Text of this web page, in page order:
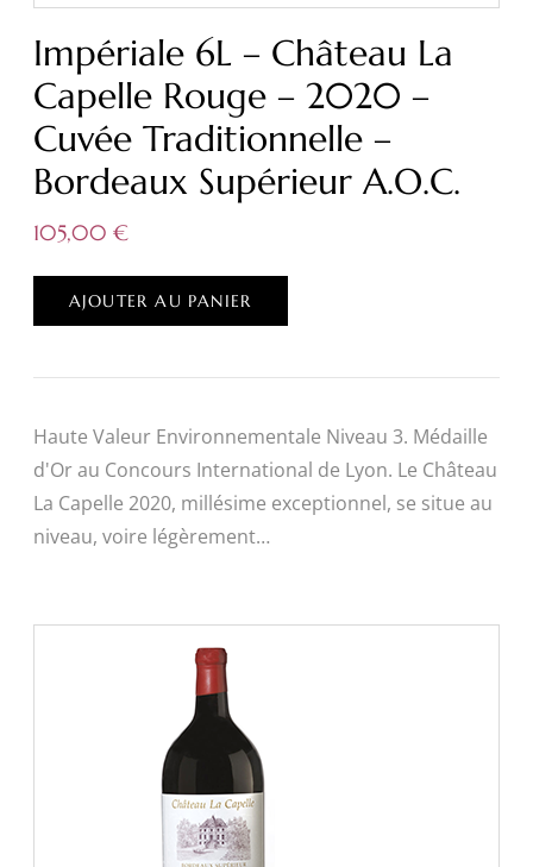
Impériale 6L – Château La
Capelle Rouge – 2020 –
Cuvée Traditionnelle –
Bordeaux Supérieur A.O.C.
105,00 €
AJOUTER AU PANIER
Haute Valeur Environnementale Niveau 3. Médaille
d'Or au Concours International de Lyon. Le Château
La Capelle 2020, millésime exceptionnel, se situe au
niveau, voire légèrement…